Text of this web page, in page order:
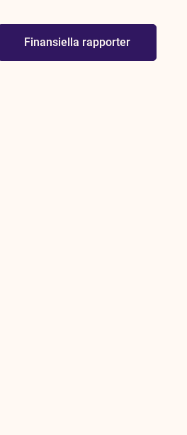
Finansiella rapporter